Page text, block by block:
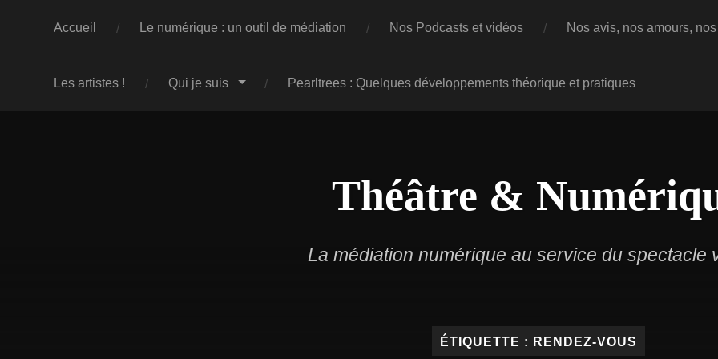
Accueil Le numérique : un outil de médiation Nos Podcasts et vidéos Nos avis, nos amours,
Les artistes ! Qui je suis Pearltrees : Quelques développements théorique et pratiques
Théâtre &
La médiation numérique au service du spectacle
ÉTIQUETTE : RENDEZ-VOUS